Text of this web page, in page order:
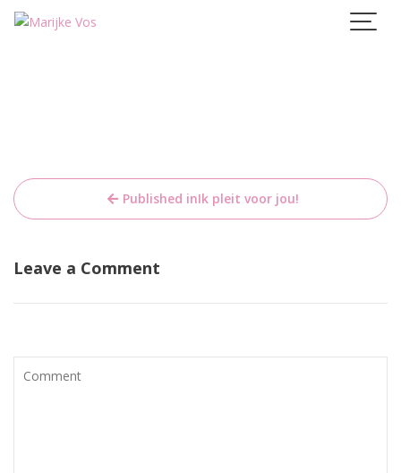
Skip
Bericht
navigatie
Published inIk pleit voor jou!
Leave a Comment